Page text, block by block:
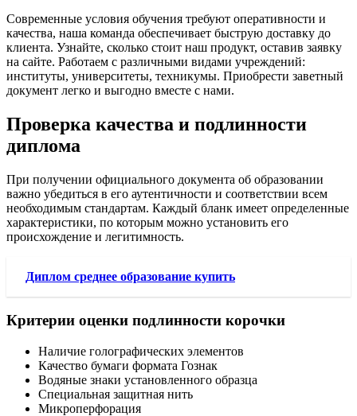
Современные условия обучения требуют оперативности и
качества, наша команда обеспечивает быструю доставку до
клиента. Узнайте, сколько стоит наш продукт, оставив заявку
на сайте. Работаем с различными видами учреждений:
институты, университеты, техникумы. Приобрести заветный
документ легко и выгодно вместе с нами.
Проверка качества и подлинности
диплома
При получении официального документа об образовании
важно убедиться в его аутентичности и соответствии всем
необходимым стандартам. Каждый бланк имеет определенные
характеристики, по которым можно установить его
происхождение и легитимность.
Диплом среднее образование купить
Критерии оценки подлинности корочки
Наличие голографических элементов
Качество бумаги формата Гознак
Водяные знаки установленного образца
Специальная защитная нить
Микроперфорация